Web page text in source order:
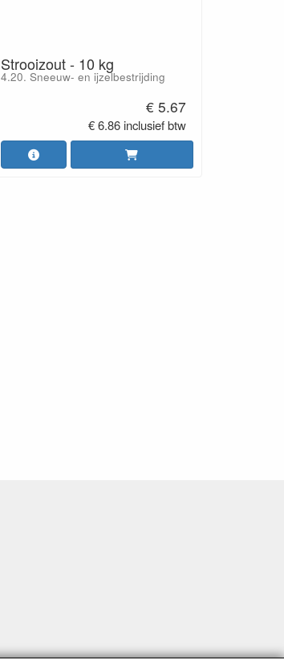
Strooizout - 10 kg
4.20. Sneeuw- en ijzelbestrijding
€ 5.67
€ 6.86 inclusief btw